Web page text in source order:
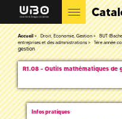
Accueil Droit, Economie, Gestion BUT
entreprises et des administrations
1ère année
gestion
R1.08 - Outils mathématiques de
Infos pratiques